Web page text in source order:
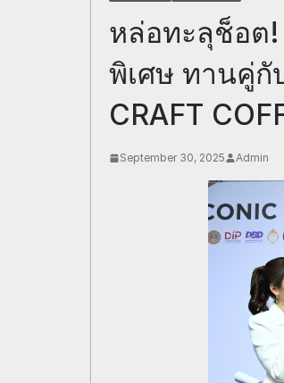
หล่อทะลุช็อต!
พิเศษ ทานคู่
CRAFT
September 30, 2025 Admin